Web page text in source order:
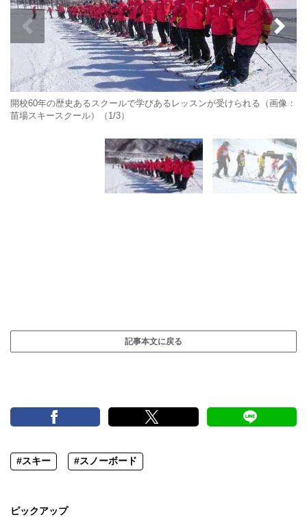
開校60年の歴史あるスクールで学びあるレッスンが受けられる（画像：
苗場スキースクール）（1/3）
記事本文に戻る
#スキー #スノーボード
ピックアップ